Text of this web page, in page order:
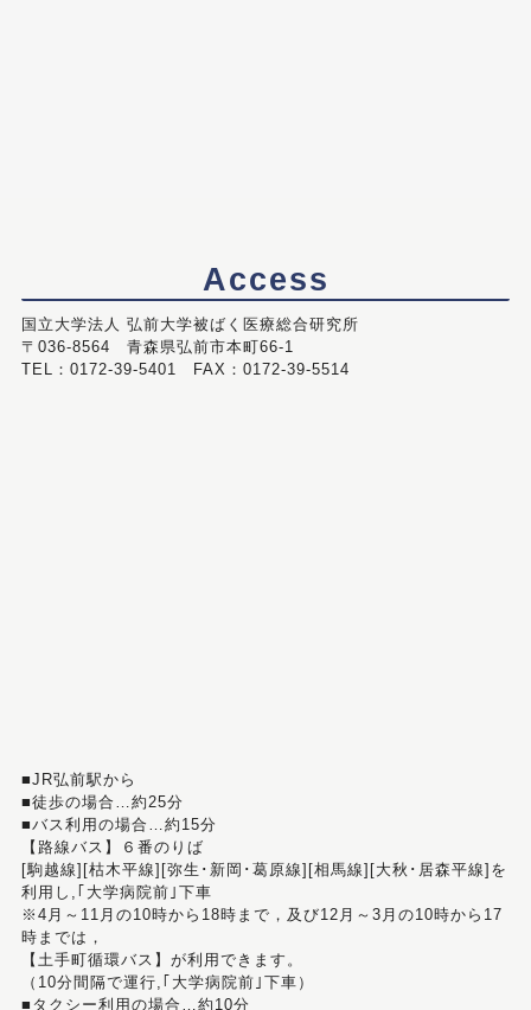
Access
国立大学法人 弘前大学被ばく医療総合研究所
〒036-8564 青森県弘前市本町66-1
TEL：0172-39-5401 FAX：0172-39-5514
■JR弘前駅から
■徒歩の場合…約25分
■バス利用の場合…約15分
【路線バス】６番のりば
[駒越線][枯木平線][弥生･新岡･葛原線][相馬線][大秋･居森平線]を
利用し,｢大学病院前｣下車
※4月～11月の10時から18時まで，及び12月～3月の10時から17
時までは，
【土手町循環バス】が利用できます。
（10分間隔で運行,｢大学病院前｣下車）
■タクシー利用の場合…約10分